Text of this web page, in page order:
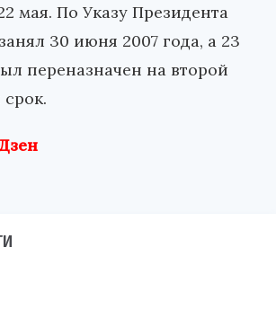
мая. По Указу Президента
30 июня 2007 года, а 23
переназначен на второй